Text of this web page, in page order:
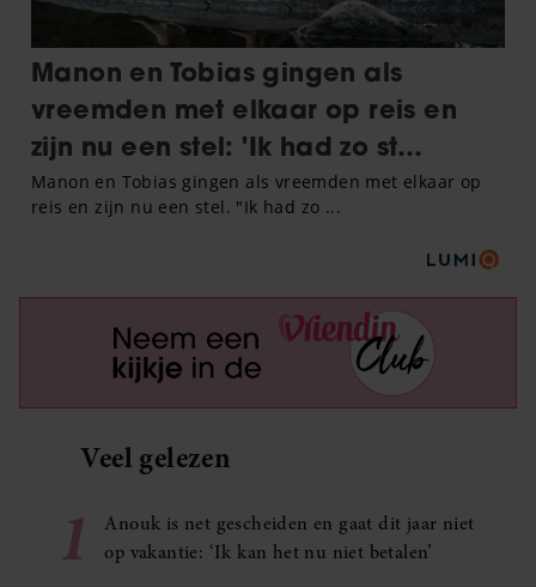
Veel gelezen
1
Anouk is net gescheiden en gaat dit jaar niet
op vakantie: ‘Ik kan het nu niet betalen’